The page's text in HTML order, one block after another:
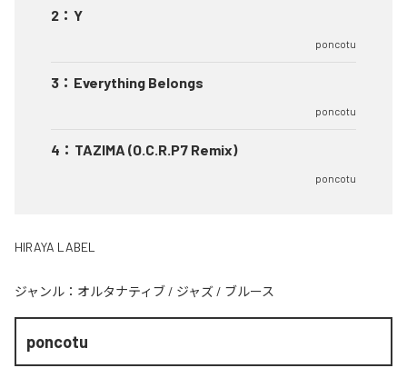
2 ： Y
poncotu
3 ： Everything Belongs
poncotu
4 ： TAZIMA (O.C.R.P7 Remix)
poncotu
HIRAYA LABEL
ジャンル： オルタナティブ / ジャズ / ブルース
poncotu